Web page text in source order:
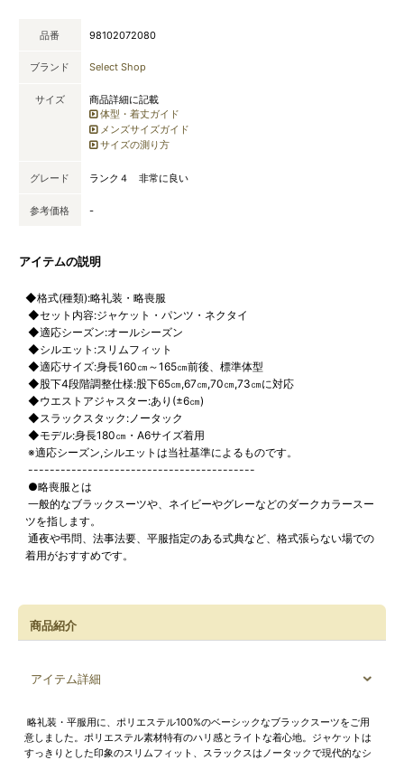
品番 98102072080
ブランド Select Shop
サイズ
商品詳細に記載
体型・着丈ガイド
メンズサイズガイド
サイズの測り方
グレード ランク４ 非常に良い
参考価格 -
アイテムの説明
◆格式(種類):略礼装・略喪服
◆セット内容:ジャケット・パンツ・ネクタイ
◆適応シーズン:オールシーズン
◆シルエット:スリムフィット
◆適応サイズ:身長160㎝～165㎝前後、標準体型
◆股下4段階調整仕様:股下65㎝,67㎝,70㎝,73㎝に対応
◆ウエストアジャスター:あり(±6㎝)
◆スラックスタック:ノータック
◆モデル:身長180㎝・A6サイズ着用
※適応シーズン,シルエットは当社基準によるものです。
------------------------------------------
●略喪服とは
一般的なブラックスーツや、ネイビーやグレーなどのダークカラースー
ツを指します。
通夜や弔問、法事法要、平服指定のある式典など、格式張らない場での
着用がおすすめです。
商品紹介
アイテム詳細
略礼装・平服用に、ポリエステル100%のベーシックなブラックスーツをご用
意しました。ポリエステル素材特有のハリ感とライトな着心地。ジャケットは
すっきりとした印象のスリムフィット、スラックスはノータックで現代的なシ